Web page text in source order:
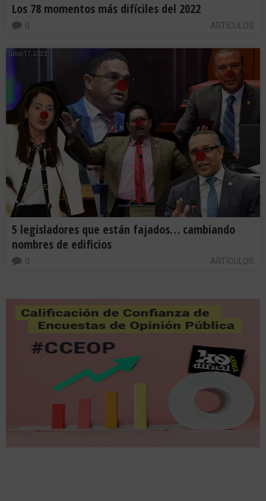
Los 78 momentos más difíciles del 2022
ARTÍCULOS
0
junio 17, 2022
5 legisladores que están fajados… cambiando
nombres de edificios
ARTÍCULOS
0